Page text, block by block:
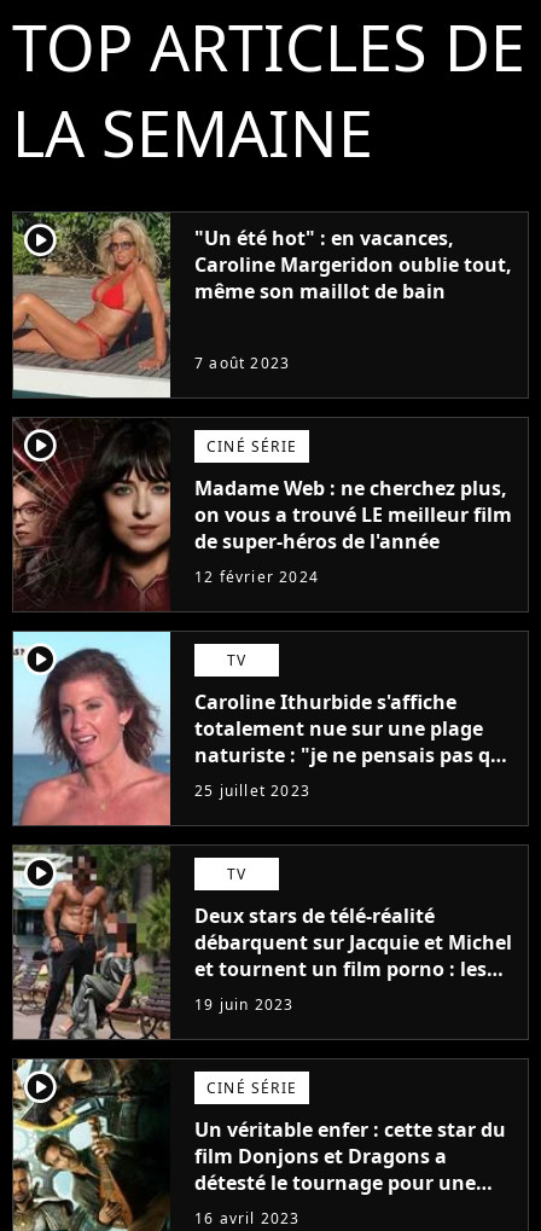
TOP ARTICLES DE
LA SEMAINE
player2
"Un été hot" : en vacances,
Caroline Margeridon oublie tout,
même son maillot de bain
7 août 2023
player2 CINÉ SÉRIE
Madame Web : ne cherchez plus,
on vous a trouvé LE meilleur film
de super-héros de l'année
12 février 2024
player2 TV
Caroline Ithurbide s'affiche
totalement nue sur une plage
naturiste : "je ne pensais pas que
j'arriverais à le faire..."
25 juillet 2023
player2 TV
Deux stars de télé-réalité
débarquent sur Jacquie et Michel
et tournent un film porno : les
premières images du tournage
(exclu)
19 juin 2023
player2 CINÉ SÉRIE
Un véritable enfer : cette star du
film Donjons et Dragons a
détesté le tournage pour une
raison très spéciale
16 avril 2023